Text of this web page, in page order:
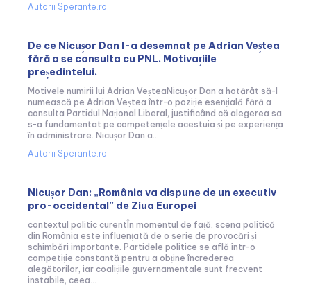
Autorii Sperante.ro
De ce Nicușor Dan l-a desemnat pe Adrian Veștea
fără a se consulta cu PNL. Motivațiile
președintelui.
Motivele numirii lui Adrian VeșteaNicușor Dan a hotărât să-l
numească pe Adrian Veștea într-o poziție esențială fără a
consulta Partidul Național Liberal, justificând că alegerea sa
s-a fundamentat pe competențele acestuia și pe experiența
în administrare. Nicușor Dan a...
Autorii Sperante.ro
Nicușor Dan: „România va dispune de un executiv
pro-occidental” de Ziua Europei
contextul politic curentÎn momentul de față, scena politică
din România este influențată de o serie de provocări și
schimbări importante. Partidele politice se află într-o
competiție constantă pentru a obține încrederea
alegătorilor, iar coalițiile guvernamentale sunt frecvent
instabile, ceea...